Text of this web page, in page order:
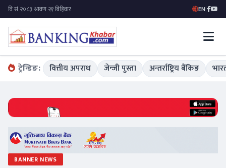
EN|
ट्रेन्डिङ: वित्तीय अपराध जेन्जी पुस्ता अन्तर्राष्ट्रिय बैंकिङ
BANNER NEWS